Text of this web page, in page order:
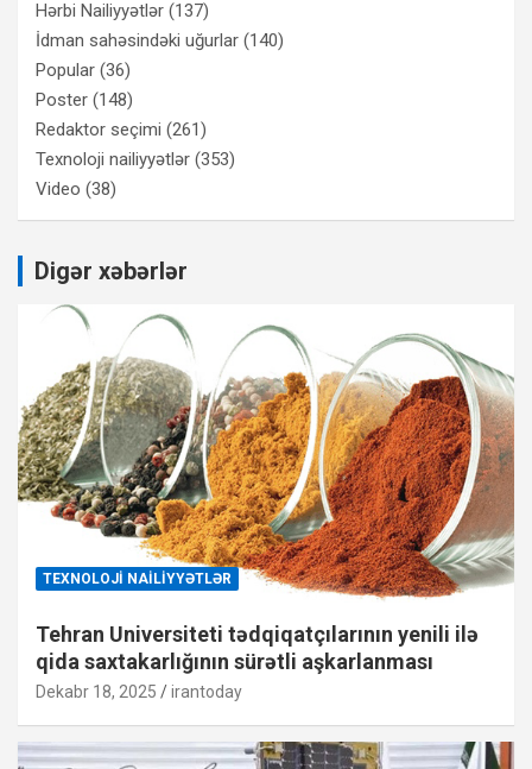
Hərbi Nailiyyətlər (137)
İdman sahəsindəki uğurlar (140)
Popular (36)
Poster (148)
Redaktor seçimi (261)
Texnoloji nailiyyətlər (353)
Video (38)
Digər xəbərlər
TEXNOLOJI NAILIYYƏTLƏR
Tehran Universiteti tədqiqatçılarının yenili ilə
qida saxtakarlığının sürətli aşkarlanması
Dekabr 18, 2025 irantoday